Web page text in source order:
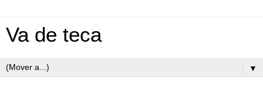
Va de teca
▼